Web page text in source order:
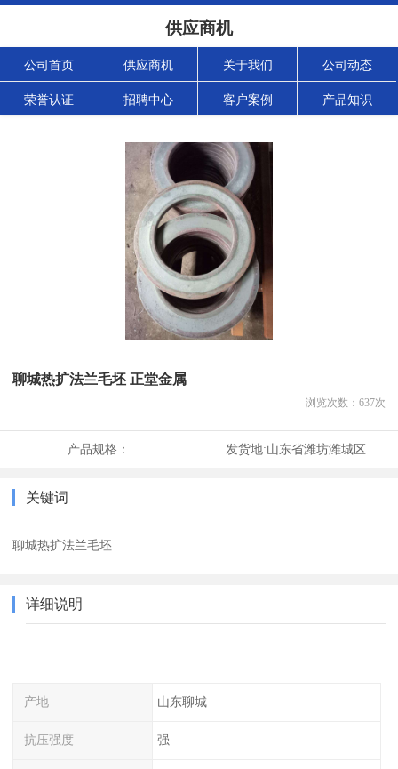
供应商机
公司首页 供应商机 关于我们 公司动态
荣誉认证 招聘中心 客户案例 产品知识
聊城热扩法兰毛坯 正堂金属
浏览次数： 637次
产品规格： 发货地:山东省潍坊潍城区
关键词
聊城热扩法兰毛坯
详细说明
产地 山东聊城
抗压强度 强